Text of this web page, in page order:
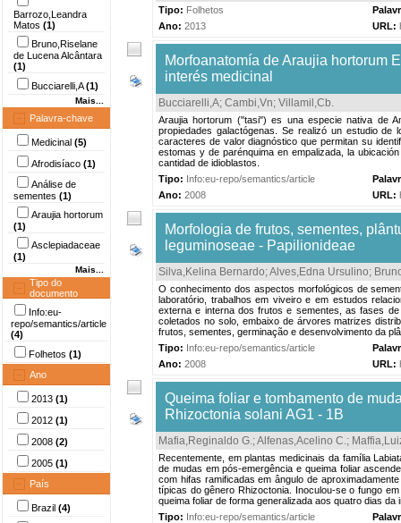
Barrozo,Leandra
Matos (1)
Bruno,Riselane
de Lucena Alcântara
(1)
Bucciarelli,A(1)
Mais...
Palavra-chave
Medicinal (5)
Afrodisíaco (1)
Análise de
sementes (1)
Araujia hortorum
(1)
Asclepiadaceae
(1)
Mais...
Tipo do
documento
Info:eu-
repo/semantics/article
(4)
Folhetos (1)
Ano
2013 (1)
2012 (1)
2008 (2)
2005 (1)
País
Brazil (4)
Tipo: Folhetos
Ano: 2013 URL:
Morfoanatomía de Araujia hortorum
interés medicinal
Bucciarelli,A; Cambi,Vn; Villamil,Cb.
Araujia hortorum ("tasi") es una especie nativa de
propiedades galactógenas. Se realizó un estudio
caracteres de valor diagnóstico que permitan su
estomas y de parénquima en empalizada, la
cantidad de idioblastos.
Tipo: Info:eu-repo/semantics/article
Ano: 2008 URL:
Morfologia de frutos, sementes,
leguminoseae - Papilionideae
Silva,Kelina Bernardo;Alves,Edna Ursulino;
O conhecimento dos aspectos morfológicos de
laboratório, trabalhos em viveiro e em estudos
externa e interna dos frutos e sementes, as fases
coletados no solo, embaixo de árvores matrizes
frutos, sementes, germinação e desenvolvimento da
Tipo: Info:eu-repo/semantics/article
Ano: 2008 URL:
Queima foliar e tombamento de
Rhizoctonia solani AG1 - 1B
Mafia,Reginaldo G.;Alfenas,Acelino C.;
Recentemente, em plantas medicinais da família
de mudas em pós-emergência e queima foliar
com hifas ramificadas em ângulo de
típicas do gênero Rhizoctonia. Inoculou-se o fungo
queima foliar de forma generalizada aos quatro dias
Tipo: Info:eu-repo/semantics/article